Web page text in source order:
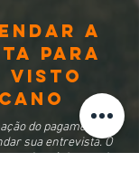
A
PARA
VISTO
do pagamento do
sua entrevista. O
é de acordo